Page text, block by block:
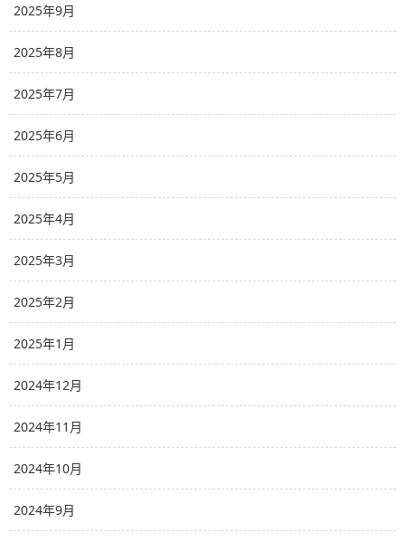
2025年9月
2025年8月
2025年7月
2025年6月
2025年5月
2025年4月
2025年3月
2025年2月
2025年1月
2024年12月
2024年11月
2024年10月
2024年9月